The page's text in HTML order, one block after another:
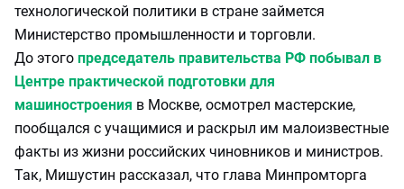
технологической политики в стране займется
Министерство промышленности и торговли.
До этого председатель правительства РФ побывал в
Центре практической подготовки для
машиностроения в Москве, осмотрел мастерские,
пообщался с учащимися и раскрыл им малоизвестные
факты из жизни российских чиновников и министров.
Так, Мишустин рассказал, что глава Минпромторга